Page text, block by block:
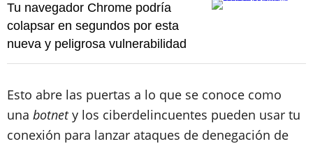
Tu navegador Chrome podría
colapsar en segundos por esta
nueva y peligrosa vulnerabilidad
Esto abre las puertas a lo que se conoce como
una botnety los ciberdelincuentes pueden usar tu
conexión para lanzar ataques de denegación de